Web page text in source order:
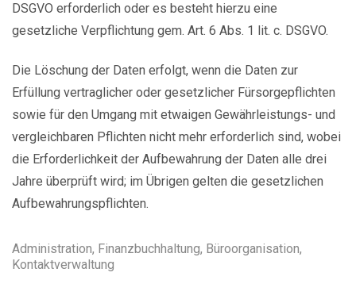
DSGVO erforderlich oder es besteht hierzu eine
gesetzliche Verpflichtung gem. Art. 6 Abs. 1 lit. c. DSGVO.
Die Löschung der Daten erfolgt, wenn die Daten zur
Erfüllung vertraglicher oder gesetzlicher Fürsorgepflichten
sowie für den Umgang mit etwaigen Gewährleistungs- und
vergleichbaren Pflichten nicht mehr erforderlich sind, wobei
die Erforderlichkeit der Aufbewahrung der Daten alle drei
Jahre überprüft wird; im Übrigen gelten die gesetzlichen
Aufbewahrungspflichten.
Administration, Finanzbuchhaltung, Büroorganisation,
Kontaktverwaltung